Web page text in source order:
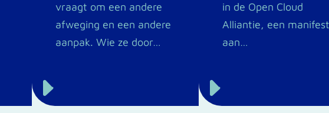
vraagt om een andere
afweging en een andere
aanpak. Wie ze door…
E
in de Open Cloud
Alliantie, een manifest
aan…
E